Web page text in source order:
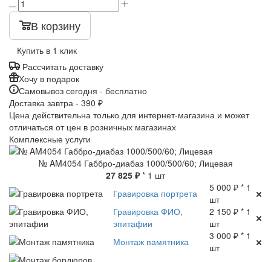
В корзину
Купить в 1 клик
Рассчитать доставку
Хочу в подарок
Самовывоз сегодня - бесплатно
Доставка завтра - 390 ₽
Цена действительна только для интернет-магазина и может
отличаться от цен в розничных магазинах
Комплексные услуги
№ AM4054 Габбро-диабаз 1000/500/60; Лицевая
27 825 ₽* 1 шт
Гравировка портрета
5 000 ₽ * 1
шт
Гравировка ФИО,
эпитафии
2 150 ₽ * 1
шт
Монтаж памятника
3 000 ₽ * 1
шт